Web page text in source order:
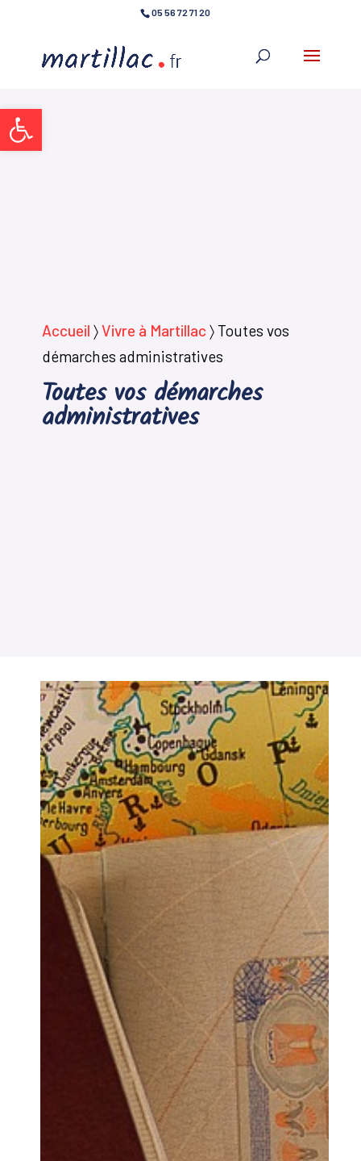
Ouvrir la barre d’outils
05 56 72 71 20
Accueil 〉Vivre à Martillac 〉 Toutes vos
démarches administratives
Toutes vos démarches
administratives